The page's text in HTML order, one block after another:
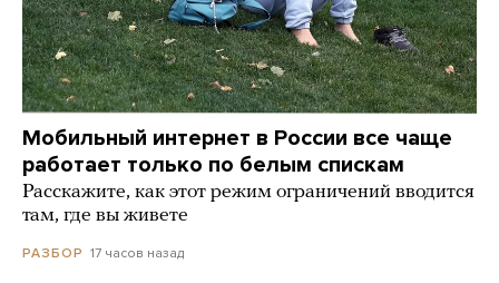
Мобильный интернет в России все чаще
работает только по белым спискам
Расскажите, как этот режим ограничений вводится
там, где вы живете
РАЗБОР 17 часов назад